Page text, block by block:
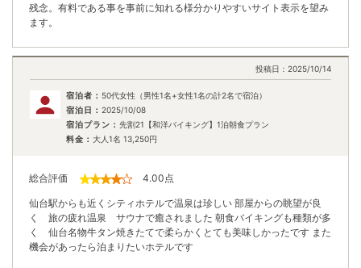
残念。有料である事を事前に知れる様分かりやすいサイト表示を望み
ます。
投稿日： 2025/10/14
宿泊者： 50代女性（男性1名+女性1名の計2名で宿泊）
宿泊日： 2025/10/08
宿泊プラン： 先割21【和洋バイキング】1泊朝食プラン
料金： 大人1名 13,250円
総合評価 4.00 点
仙台駅からも近くシティホテルで温泉は珍しい 部屋からの眺望が良
く 旅の疲れ温泉 サウナで癒されました 朝食バイキングも種類が多
く 仙台名物牛タン焼きたてで柔らかくとても美味しかったです また
機会があったら泊まりたいホテルです